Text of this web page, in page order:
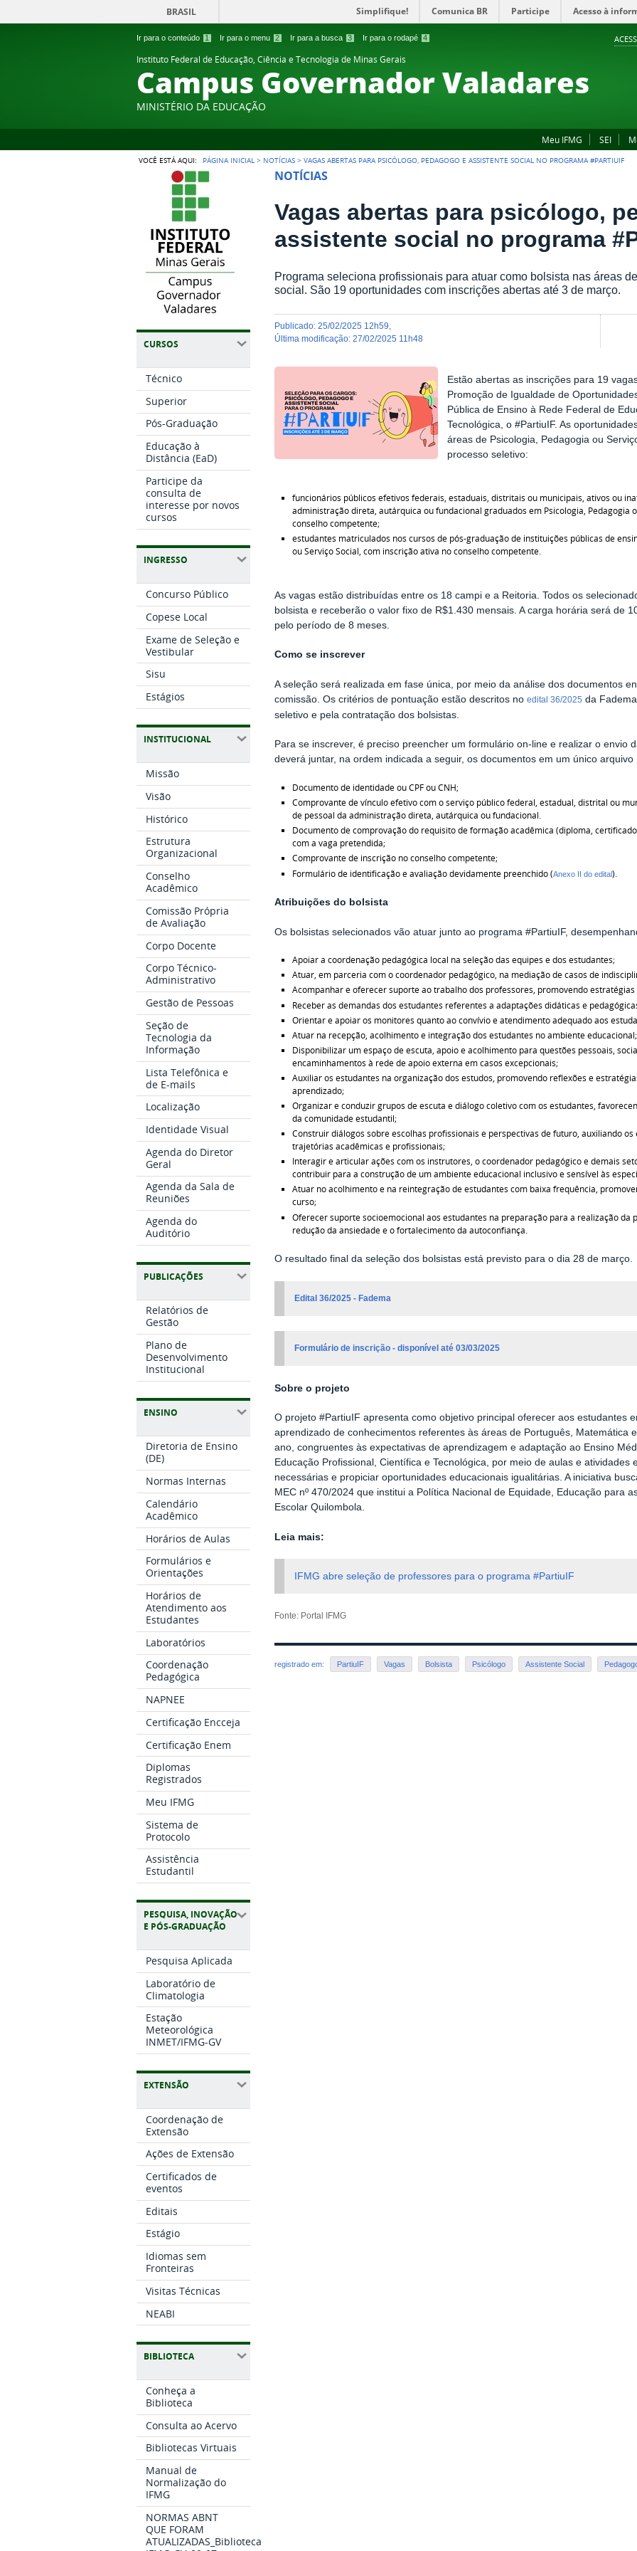
Ir para o conteúdo 1 Ir para o menu 2 Ir para a busca 3 Ir para o rodapé 4
BRASIL Simplifique! Comunica BR Participe Acesso à
Instituto Federal de Educação, Ciência e Tecnologia de Minas Gerais
Campus Governador Valadares
MINISTÉRIO DA EDUCAÇÃO
Meu IFMG SEI
VOCÊ ESTÁ AQUI: PÁGINA INICIAL > NOTÍCIAS >VAGAS ABERTAS PARA PSICÓLOGO, PEDAGOGO E ASSISTENTE SOCIAL NO PROGRAMA #PARTIUIF
CURSOS
Técnico
Superior
Pós-Graduação
Educação à
Distância (EaD)
Participe da
consulta de
interesse por novos
cursos
INGRESSO
Concurso Público
Copese Local
Exame de Seleção e
Vestibular
Sisu
Estágios
INSTITUCIONAL
Missão
Visão
Histórico
Estrutura
Organizacional
Conselho
Acadêmico
Comissão Própria
de Avaliação
Corpo Docente
Corpo Técnico-
Administrativo
Gestão de Pessoas
Seção de
Tecnologia da
Informação
Lista Telefônica e
de E-mails
Localização
Identidade Visual
Agenda do Diretor
Geral
Agenda da Sala de
Reuniões
Agenda do
Auditório
PUBLICAÇÕES
Relatórios de
Gestão
Plano de
Desenvolvimento
Institucional
ENSINO
Diretoria de Ensino
(DE)
Normas Internas
Calendário
Acadêmico
Horários de Aulas
Formulários e
Orientações
Horários de
Atendimento aos
Estudantes
Laboratórios
Coordenação
Pedagógica
NAPNEE
Certificação Encceja
Certificação Enem
Diplomas
Registrados
Meu IFMG
Sistema de
Protocolo
Assistência
Estudantil
PESQUISA, INOVAÇÃO
E PÓS-GRADUAÇÃO
Pesquisa Aplicada
Laboratório de
Climatologia
Estação
Meteorológica
INMET/IFMG-GV
EXTENSÃO
Coordenação de
Extensão
Ações de Extensão
Certificados de
eventos
Editais
Estágio
Idiomas sem
Fronteiras
Visitas Técnicas
NEABI
BIBLIOTECA
Conheça a
Biblioteca
Consulta ao Acervo
Bibliotecas Virtuais
Manual de
Normalização do
IFMG
NORMAS ABNT
QUE FORAM
ATUALIZADAS_Biblioteca
NOTÍCIAS
Vagas abertas para psicólogo,
assistente social no programa
Programa seleciona profissionais para atuar como bolsista nas áreas
social. São 19 oportunidades com inscrições abertas até 3 de março.
publicado:25/02/2025 12h59
última modificação:27/02/2025 11h48
Estão abertas as inscrições para 19
Promoção de Igualdade de
Pública de Ensino à Rede Federal de
Tecnológica, o #PartiuIF. As
áreas de Psicologia, Pedagogia ou
processo seletivo:
funcionários públicos efetivos federais, estaduais, distritais ou municipais, ativos ou
administração direta, autárquica ou fundacional graduados em Psicologia, Pedagogia
conselho competente;
estudantes matriculados nos cursos de pós-graduação de instituições públicas de
ou Serviço Social, com inscrição ativa no conselho competente.
As vagas estão distribuídas entre os 18 campi e a Reitoria. Todos os
bolsista e receberão o valor fixo de R$1.430 mensais. A carga horária será de
pelo período de 8 meses.
Como se inscrever
A seleção será realizada em fase única, por meio da análise dos documentos
comissão. Os critérios de pontuação estão descritos noedital 36/2025 da
seletivo e pela contratação dos bolsistas.
Para se inscrever, é preciso preencher um formulário on-line e realizar o envio
deverá juntar, na ordem indicada a seguir, os documentos em um único arquivo
Documento de identidade ou CPF ou CNH;
Comprovante de vínculo efetivo com o serviço público federal, estadual, distrital ou
de pessoal da administração direta, autárquica ou fundacional.
Documento de comprovação do requisito de formação acadêmica (diploma,
com a vaga pretendida;
Comprovante de inscrição no conselho competente;
Formulário de identificação e avaliação devidamente preenchido (Anexo II do edital).
Atribuições do bolsista
Os bolsistas selecionados vão atuar junto ao programa #PartiuIF,
Apoiar a coordenação pedagógica local na seleção das equipes e dos estudantes;
Atuar, em parceria com o coordenador pedagógico, na mediação de casos de
Acompanhar e oferecer suporte ao trabalho dos professores, promovendo
Receber as demandas dos estudantes referentes a adaptações didáticas e
Orientar e apoiar os monitores quanto ao convívio e atendimento adequado aos
Atuar na recepção, acolhimento e integração dos estudantes no ambiente educacional;
Disponibilizar um espaço de escuta, apoio e acolhimento para questões pessoais,
encaminhamentos à rede de apoio externa em casos excepcionais;
Auxiliar os estudantes na organização dos estudos, promovendo reflexões e
aprendizado;
Organizar e conduzir grupos de escuta e diálogo coletivo com os estudantes,
da comunidade estudantil;
Construir diálogos sobre escolhas profissionais e perspectivas de futuro, auxiliando
trajetórias acadêmicas e profissionais;
Interagir e articular ações com os instrutores, o coordenador pedagógico e demais
contribuir para a construção de um ambiente educacional inclusivo e sensível às
Atuar no acolhimento e na reintegração de estudantes com baixa frequência,
curso;
Oferecer suporte socioemocional aos estudantes na preparação para a realização da
redução da ansiedade e o fortalecimento da autoconfiança.
O resultado final da seleção dos bolsistas está previsto para o dia 28 de março.
Edital 36/2025 - Fadema
Formulário de inscrição - disponível até 03/03/2025
Sobre o projeto
O projeto #PartiuIF apresenta como objetivo principal oferecer aos estudantes
aprendizado de conhecimentos referentes às áreas de Português, Matemática
ano, congruentes às expectativas de aprendizagem e adaptação ao Ensino
Educação Profissional, Científica e Tecnológica, por meio de aulas e
necessárias e propiciar oportunidades educacionais igualitárias. A iniciativa
MEC nº 470/2024 que institui a Política Nacional de Equidade, Educação para
Escolar Quilombola.
Leia mais:
IFMG abre seleção de professores para o programa #PartiuIF
Fonte: Portal IFMG
registrado em: PartiuIF Vagas Bolsista Psicólogo Assistente Social